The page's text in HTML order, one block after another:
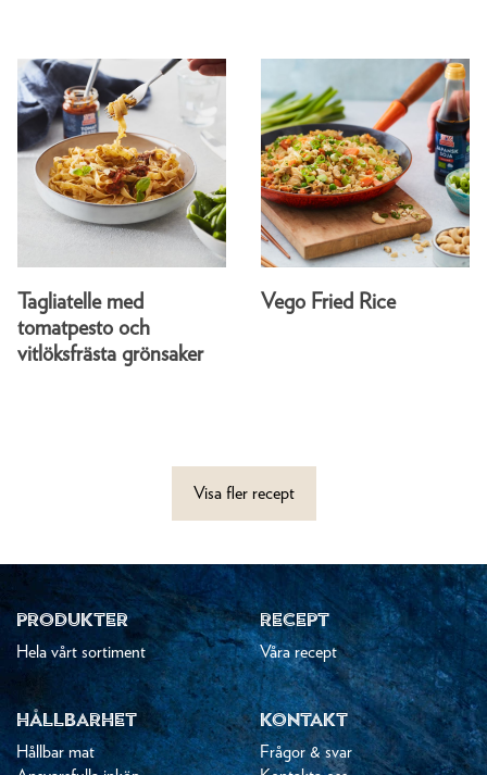
Tagliatelle med
tomatpesto och
vitlöksfrästa grönsaker
Vego Fried Rice
Visa fler recept
PRODUKTER
Hela vårt sortiment
RECEPT
Våra recept
HÅLLBARHET
Hållbar mat
KONTAKT
Frågor & svar